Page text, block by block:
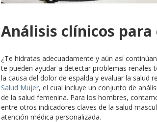
Análisis clínicos
¿Te hidratas adecuadamente y aún así
te pueden ayudar a detectar problemas renales
la causa del dolor de espalda y evaluar la salud
Salud Mujer, el cual incluye un conjunto de
de la salud femenina. Para los hombres,
entre otros indicadores claves de la salud
atención médica personalizada.